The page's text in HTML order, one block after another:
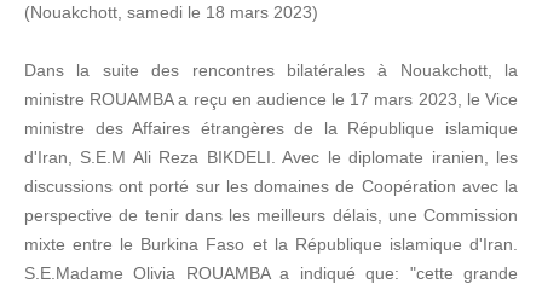
(Nouakchott, samedi le 18 mars 2023)
Dans la suite des rencontres bilatérales à Nouakchott, la
ministre ROUAMBA a reçu en audience le 17 mars 2023, le Vice
ministre des Affaires étrangères de la République islamique
d'Iran, S.E.M Ali Reza BIKDELI. Avec le diplomate iranien, les
discussions ont porté sur les domaines de Coopération avec la
perspective de tenir dans les meilleurs délais, une Commission
mixte entre le Burkina Faso et la République islamique d'Iran.
S.E.Madame Olivia ROUAMBA a indiqué que: "cette grande